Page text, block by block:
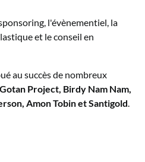
l'évènementiel, la
et le conseil en
au succès de nombreux
Project, Birdy Nam Nam,
Amon Tobin et Santigold